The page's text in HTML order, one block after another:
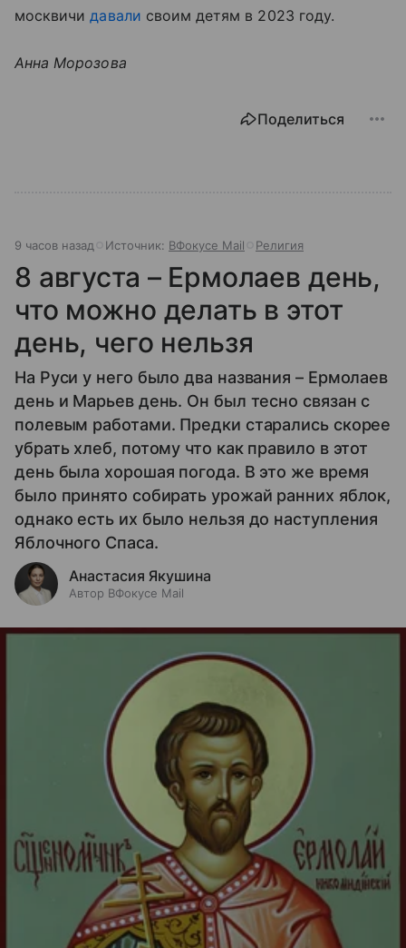
москвичидавали своим детям в 2023 году.
Анна Морозова
Поделиться
9 часов назад Источник: ВФокусе Mail Религия
8 августа – Ермолаев день,
что можно делать в этот
день, чего нельзя
На Руси у него было два названия – Ермолаев
день и Марьев день. Он был тесно связан с
полевым работами. Предки старались скорее
убрать хлеб, потому что как правило в этот
день была хорошая погода. В это же время
было принято собирать урожай ранних яблок,
однако есть их было нельзя до наступления
Яблочного Спаса.
Анастасия Якушина
Автор ВФокусе Mail